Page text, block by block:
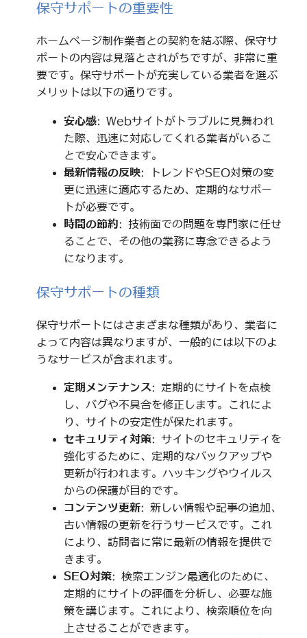
保守サポートの重要性
ホームページ制作業者との契約を結ぶ際、保守サ
ポートの内容は見落とされがちですが、非常に重
要です。保守サポートが充実している業者を選ぶ
メリットは以下の通りです。
安心感: Webサイトがトラブルに見舞われ
た際、迅速に対応してくれる業者がいるこ
とで安心できます。
最新情報の反映: トレンドやSEO対策の変
更に迅速に適応するため、定期的なサポー
トが必要です。
時間の節約: 技術面での問題を専門家に任せ
ることで、その他の業務に専念できるよう
になります。
保守サポートの種類
保守サポートにはさまざまな種類があり、業者に
よって内容は異なりますが、一般的には以下のよ
うなサービスが含まれます。
定期メンテナンス: 定期的にサイトを点検
し、バグや不具合を修正します。これによ
り、サイトの安定性が保たれます。
セキュリティ対策: サイトのセキュリティを
強化するために、定期的なバックアップや
更新が行われます。ハッキングやウイルス
からの保護が目的です。
コンテンツ更新: 新しい情報や記事の追加、
古い情報の更新を行うサービスです。これ
により、訪問者に常に最新の情報を提供で
きます。
SEO対策: 検索エンジン最適化のために、
定期的にサイトの評価を分析し、必要な施
策を講じます。これにより、検索順位を向
上させることができます。